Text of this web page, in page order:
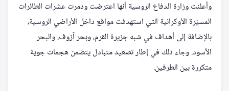
وأعلنت وزارة الدفاع الروسية أنها اعترضت ودمرت عشرات الطائرات
المسيّرة الأوكرانية التي استهدفت مواقع داخل الأراضي الروسية،
بالإضافة إلى أهداف في شبه جزيرة القرم، وبحر آزوف، والبحر
الأسود. وجاء ذلك في إطار تصعيد متبادل يتضمن هجمات جوية
متكررة بين الطرفين.